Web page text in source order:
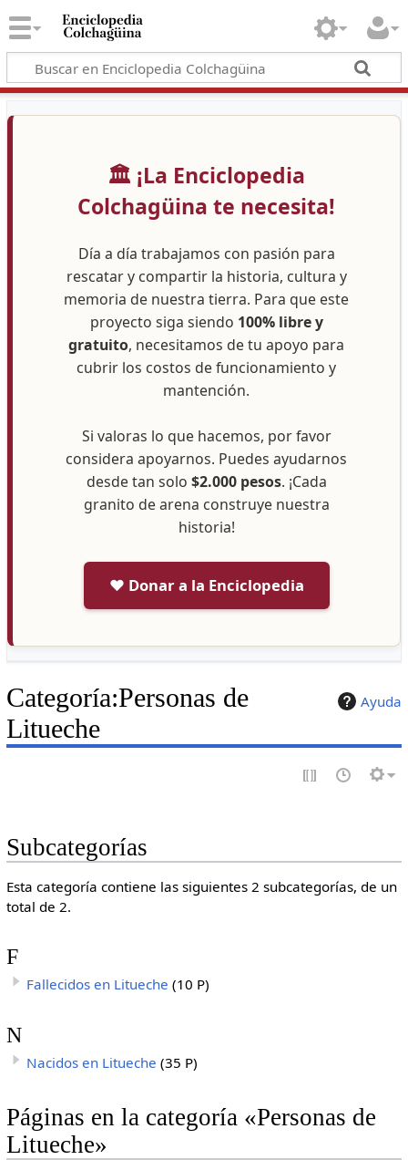
🏛️ ¡La Enciclopedia
Colchagüina te necesita!
Día a día trabajamos con pasión para
rescatar y compartir la historia, cultura y
memoria de nuestra tierra. Para que este
proyecto siga siendo 100% libre y
gratuito, necesitamos de tu apoyo para
cubrir los costos de funcionamiento y
mantención.
Si valoras lo que hacemos, por favor
considera apoyarnos. Puedes ayudarnos
desde tan solo $2.000 pesos. ¡Cada
granito de arena construye nuestra
historia!
❤️ Donar a la Enciclopedia
Ayuda
Categoría:Personas de
Litueche
Subcategorías
Esta categoría contiene las siguientes 2 subcategorías, de un
total de 2.
F
Fallecidos en Litueche (10 P)
N
Nacidos en Litueche (35 P)
Páginas en la categoría «Personas de
Litueche»